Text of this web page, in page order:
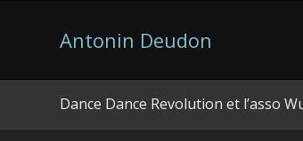
Antonin Deudon
Dance Dance Revolution et l’asso